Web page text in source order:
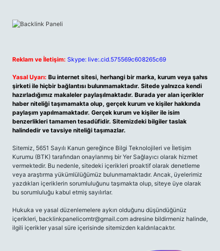
Reklam ve İletişim: Skype: live:.cid.575569c608265c69
Yasal Uyarı: Bu internet sitesi, herhangi bir marka, kurum veya şahıs
şirketi ile hiçbir bağlantısı bulunmamaktadır. Sitede yalnızca kendi
hazırladığımız makaleler paylaşılmaktadır. Burada yer alan içerikler
haber niteliği taşımamakta olup, gerçek kurum ve kişiler hakkında
paylaşım yapılmamaktadır. Gerçek kurum ve kişiler ile isim
benzerlikleri tamamen tesadüfidir. Sitemizdeki bilgiler taslak
halindedir ve tavsiye niteliği taşımazlar.
Sitemiz, 5651 Sayılı Kanun gereğince Bilgi Teknolojileri ve İletişim
Kurumu (BTK) tarafından onaylanmış bir Yer Sağlayıcı olarak hizmet
vermektedir. Bu nedenle, sitedeki içerikleri proaktif olarak denetleme
veya araştırma yükümlülüğümüz bulunmamaktadır. Ancak, üyelerimiz
yazdıkları içeriklerin sorumluluğunu taşımakta olup, siteye üye olarak
bu sorumluluğu kabul etmiş sayılırlar.
Hukuka ve yasal düzenlemelere aykırı olduğunu düşündüğünüz
içerikleri, backlinkpanelicomtr@gmail.com adresine bildirmeniz halinde,
ilgili içerikler yasal süre içerisinde sitemizden kaldırılacaktır.